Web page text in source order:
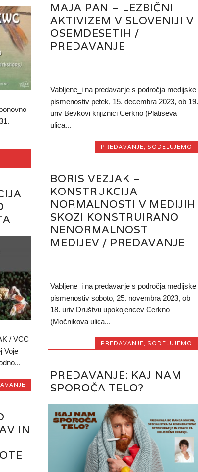
MAJA PAN – LEZBIČNI
AKTIVIZEM V SLOVENIJI V
OSEMDESETIH /
PREDAVANJE
Vabljene_i na predavanje s področja medijske
pismenostiv petek, 15. decembra 2023, ob 19.
uriv Bevkovi knjižnici Cerkno (Platiševa
ulica...
PREDAVANJE SODELUJEMO
BORIS VEZJAK –
KONSTRUKCIJA
NORMALNOSTI V MEDIJIH
SKOZI KONSTRUIRANO
NENORMALNOST
MEDIJEV / PREDAVANJE
Vabljene_i na predavanje s področja medijske
pismenostiv soboto, 25. novembra 2023, ob
18. uriv Društvu upokojencev Cerkno
(Močnikova ulica...
PREDAVANJE SODELUJEMO
/ VCC
Voje
PREDAVANJE: KAJ NAM
SPOROČA TELO?
IN